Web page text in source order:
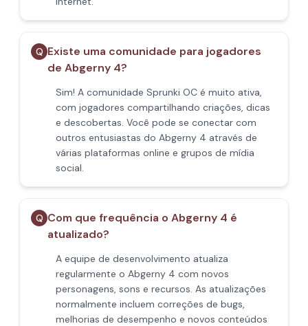
Q Existe uma comunidade para jogadores
de Abgerny 4?
Sim! A comunidade Sprunki OC é muito ativa,
com jogadores compartilhando criações, dicas
e descobertas. Você pode se conectar com
outros entusiastas do Abgerny 4 através de
várias plataformas online e grupos de mídia
social.
Q Com que frequência o Abgerny 4 é
atualizado?
A equipe de desenvolvimento atualiza
regularmente o Abgerny 4 com novos
personagens, sons e recursos. As atualizações
normalmente incluem correções de bugs,
melhorias de desempenho e novos conteúdos